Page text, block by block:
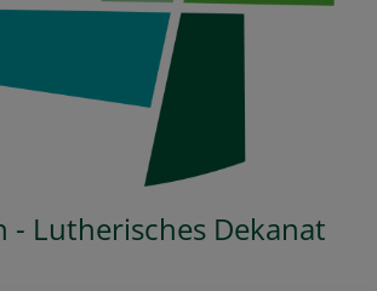
- Lutherisches Dekanat